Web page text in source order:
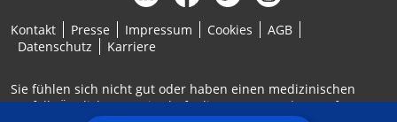
Kontakt Presse Impressum Cookies
AGB
Datenschutz
Karriere
Sie fühlen sich nicht gut oder haben einen medizinischen
Notfall? Ärztlicher Bereitschaftsdienst: 116117 | Notruf: 112
Nicht-IAB-Verarbeitungszwecke:
Notwendig